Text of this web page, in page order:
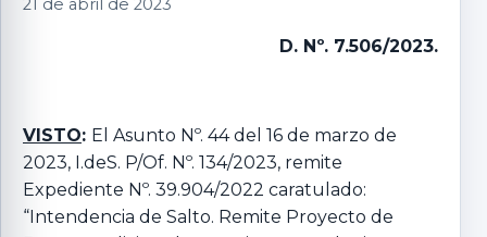
21 de abril de 2023
D. Nº. 7.506/2023.
VISTO: El Asunto Nº. 44 del 16 de marzo de
2023, I.deS. P/Of. Nº. 134/2023, remite
Expediente Nº. 39.904/2022 caratulado:
“Intendencia de Salto. Remite Proyecto de